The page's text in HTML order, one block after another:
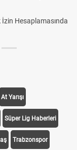
İzin Hesaplamasında
At Yarışı
Süper Lig Haberleri
Trabzonspor